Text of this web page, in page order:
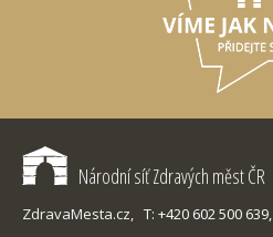
Národní síť Zdravých měst ČR
ZdravaMesta.cz, T: +420 602 500 639,